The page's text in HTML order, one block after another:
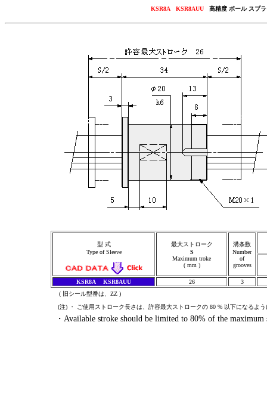
KSR8A KSR8AUU 高精度 ボール スプ
型 式
Type of Sleeve
最大ストローク
S
Maximum troke
( mm )
溝条数
Number
of
grooves
KSR8A KSR8AUU 26
3
( 旧シール型番は、ZZ )
(注) ・ ご使用ストローク長さは、許容最大ストロークの 80 % 以下になるよ
・Available stroke should be limited to 80% of the